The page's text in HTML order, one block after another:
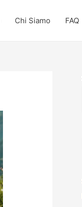
Chi Siamo FAQ